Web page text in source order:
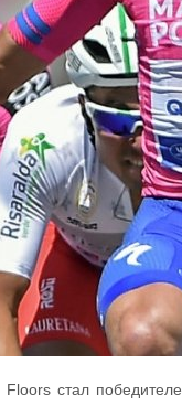
стал